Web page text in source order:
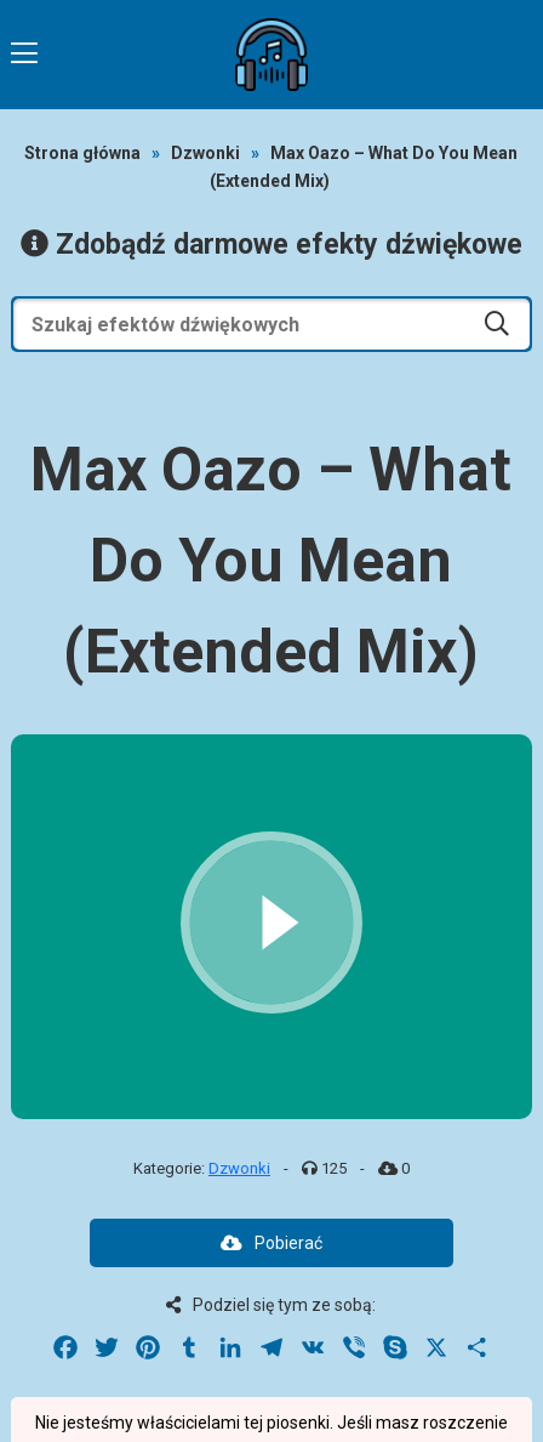
Strona główna » Dzwonki »
Max Oazo – What Do You Mean
(Extended Mix)
Zdobądź darmowe efekty dźwiękowe
Max Oazo – What
Do You Mean
(Extended Mix)
Kategorie: Dzwonki - 125 - 0
Pobierać
Podziel się tym ze sobą:
Facebook
Twitter PinterestTumblrLinkedInTelegram
VK Viber Skype
Nie jesteśmy właścicielami tej piosenki. Jeśli masz roszczenie